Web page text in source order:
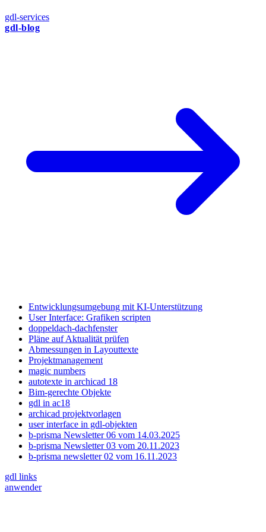
gdl-services
gdl-blog
Entwicklungsumgebung mit KI-Unterstützung
User Interface: Grafiken scripten
doppeldach-dachfenster
Pläne auf Aktualität prüfen
Abmessungen in Layouttexte
Projektmanagement
magic numbers
autotexte in archicad 18
Bim-gerechte Objekte
gdl in ac18
archicad projektvorlagen
user interface in gdl-objekten
b-prisma Newsletter 06 vom 14.03.2025
b-prisma Newsletter 03 vom 20.11.2023
b-prisma newsletter 02 vom 16.11.2023
gdl links
anwender